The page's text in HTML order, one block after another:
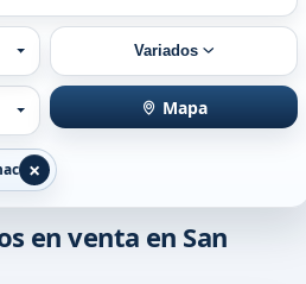
Ordenar por
Variados
Mapa
×
en venta en San